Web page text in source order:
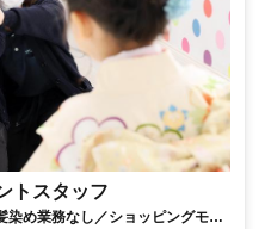
トスタッフ
染め業務なし／ショッピングモー